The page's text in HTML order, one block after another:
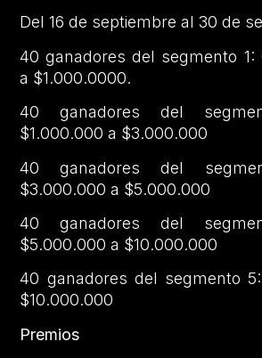
Del 16 de septiembre al 30 de
40 ganadores del segmento 1:
a $1.000.0000.
40 ganadores del
$1.000.000 a $3.000.000
40 ganadores del
$3.000.000 a $5.000.000
40 ganadores del
$5.000.000 a $10.000.000
40 ganadores del segmento
$10.000.000
Premios